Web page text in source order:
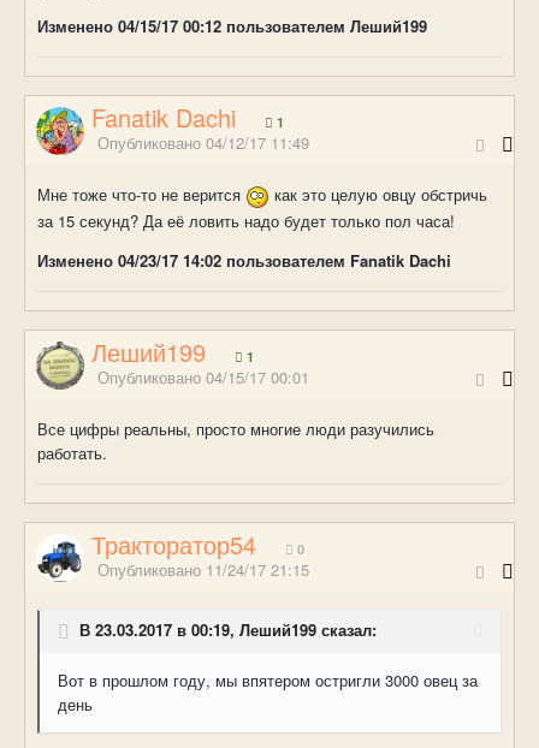
Изменено 04/15/17 00:12 пользователем Леший199
Fanatik Dachi 1
Опубликовано 04/12/17 11:49
Мне тоже что-то не верится
как это целую овцу обстричь
за 15 секунд? Да её ловить надо будет только пол часа!
Изменено 04/23/17 14:02 пользователем Fanatik Dachi
Леший199 1
Опубликовано 04/15/17 00:01
Все цифры реальны, просто многие люди разучились
работать.
Тракторатор54 0
Опубликовано 11/24/17 21:15
В 23.03.2017 в 00:19, Леший199 сказал:
Вот в прошлом году, мы впятером остригли 3000 овец за
день